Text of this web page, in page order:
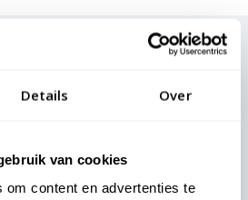
Details Over
van cookies
om content en advertenties te